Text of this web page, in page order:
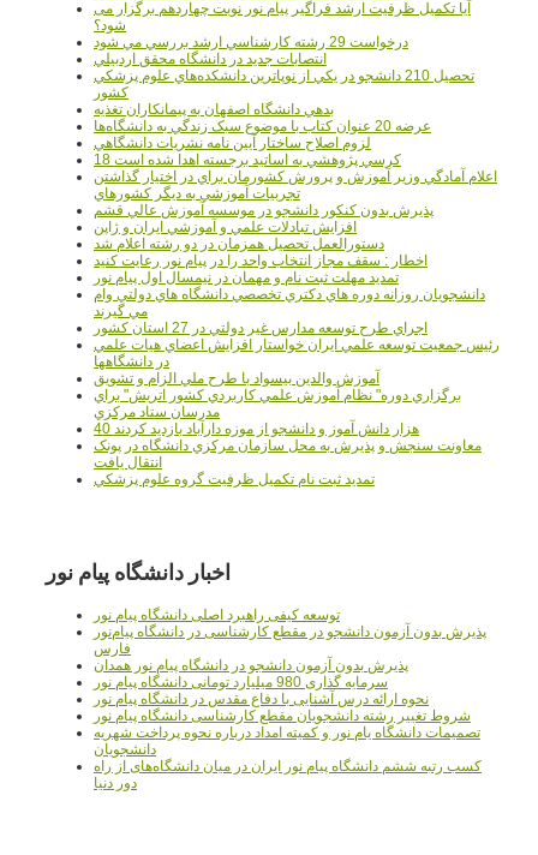
آیا تکمیل ظرفیت ارشد فراگیر پیام نور نوبت چهاردهم برگزار می
شود؟
درخواست 29 رشته کارشناسي ارشد بررسي مي شود
انتصابات جديد در دانشگاه محقق اردبيلي
تحصيل 210 دانشجو در يکي از نوپاترين دانشکده‌هاي علوم پزشکي
کشور
بدهي دانشگاه اصفهان به پيمانکاران تغذيه
عرضه 20 عنوان کتاب با موضوع سبک زندگي به دانشگاه‌ها
لزوم اصلاح ساختار آيين نامه نشريات دانشگاهي
18 کرسي پژوهشي به اساتيد برجسته اهدا شده است
اعلام آمادگي وزير آموزش و پرورش کشورمان براي در اختيار گذاشتن
تجربيات آموزشي به ديگر کشورهاي
پذيرش بدون کنکور دانشجو در موسسه آموزش عالي قشم
افزايش تبادلات علمي و آموزشي ايران و ژاپن
دستورالعمل تحصیل همزمان در دو رشته اعلام شد
اخطار : سقف مجاز انتخاب واحد را در پیام نور رعایت کنید
تمدید مهلت ثبت نام و مهمان در نیمسال اول پیام نور
دانشجويان روزانه دوره هاي دكتري تخصصي دانشگاه هاي دولتي وام
مي گيرند
اجراي طرح توسعه مدارس غير دولتي در 27 استان کشور
رئيس جمعيت توسعه علمي ايران خواستار افزايش اعضاي هيات علمي
در دانشگاهها
آموزش والدين بيسواد با طرح ملي الزام و تشويق
برگزاري دوره" نظام آموزش علمي كاربردي كشور اتريش" براي
مدرسان ستاد مرکزي
40 هزار دانش آموز و دانشجو از موزه دارآباد بازديد کردند
معاونت سنجش و پذيرش به محل سازمان مرکزي دانشگاه در پونک
انتقال يافت
تمديد ثبت نام تکميل ظرفيت گروه علوم پزشکي
اخبار دانشگاه پیام نور
توسعه کیفی راهبرد اصلی دانشگاه پیام نور
پذیرش بدون آزمون دانشجو در مقطع کارشناسی در دانشگاه پیام‌نور
فارس
پذیرش بدون آزمون دانشجو در دانشگاه پیام نور همدان
سرمایه گذاری 980 میلیارد تومانی دانشگاه پیام نور
نحوه ارائه درس آشنایی با دفاع مقدس در دانشگاه پیام نور
شروط تغییر رشته دانشجویان مقطع کارشناسی دانشگاه پیام نور
تصمیمات دانشگاه یام نور و کمیته امداد درباره نحوه پرداخت شهریه
دانشجویان
کسب رتبه ششم دانشگاه پیام نور ایران در میان دانشگاه‌های از راه
دور دنیا